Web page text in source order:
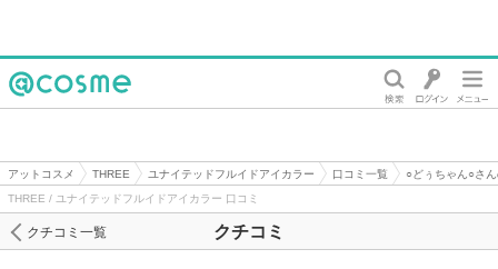
アットコスメ THREE ユナイテッドフルイドアイカラー 口コミ一覧
○どぅちゃん○さ
THREE / ユナイテッドフルイドアイカラー 口コミ
クチコミ
クチコミ一覧